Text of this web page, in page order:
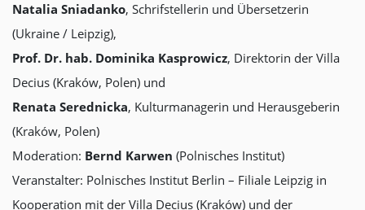
Natalia Sniadanko, Schrifstellerin und Übersetzerin
(Ukraine / Leipzig),
Prof. Dr. hab. Dominika Kasprowicz, Direktorin der Villa
Decius (Kraków, Polen) und
Renata Serednicka, Kulturmanagerin und Herausgeberin
(Kraków, Polen)
Moderation: Bernd Karwen (Polnisches Institut)
Veranstalter: Polnisches Institut Berlin – Filiale Leipzig in
Kooperation mit der Villa Decius (Kraków) und der